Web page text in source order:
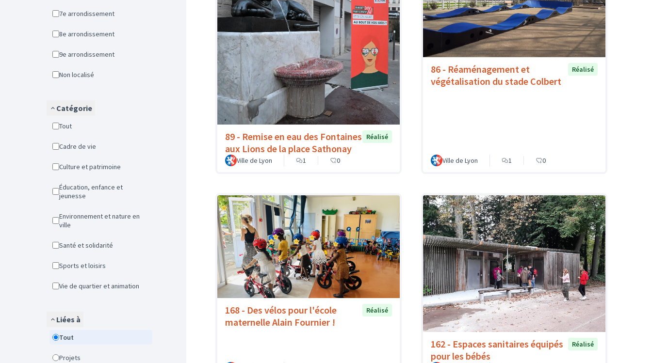
7e arrondissement
8e arrondissement
9e arrondissement
Non localisé
Catégorie
Tout
Cadre de vie
Culture et patrimoine
Éducation, enfance et
jeunesse
Environnement et nature en
ville
Santé et solidarité
Sports et loisirs
Vie de quartier et animation
Liées à
Tout
Projets
89 - Remise en eau des Fontaines
aux Lions de la place Sathonay
Réalisé
Ville de Lyon 1 0
86 - Réaménagement et
végétalisation du stade Colbert
Réalisé
Ville de Lyon 1 0
168 - Des vélos pour l'école
maternelle Alain Fournier !
Réalisé
162 - Espaces sanitaires équipés
pour les bébés
Réalisé